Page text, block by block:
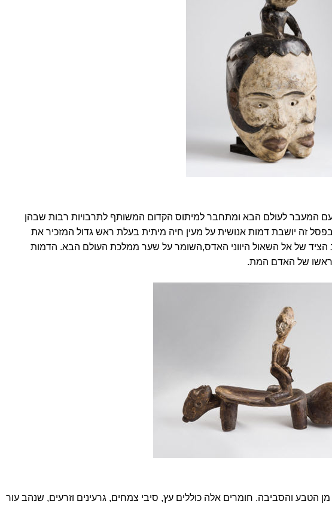
המעבר לעולם הבא ומתחבר למיתוס הקדום המשותף לתרבויות רבות שבהן
זה יושבת דמות אנושית על מעין חיה מיתית בעלת ראש גדול המזכיר את
הציד של אל השאול היווני האדס,השומר על שער ממלכת העולם הבא. הדמות
ראשו של האדם המת.
והסביבה. חומרים אלה כוללים עץ, סיבי צמחים, גרעינים וזרעים, שנהב עור